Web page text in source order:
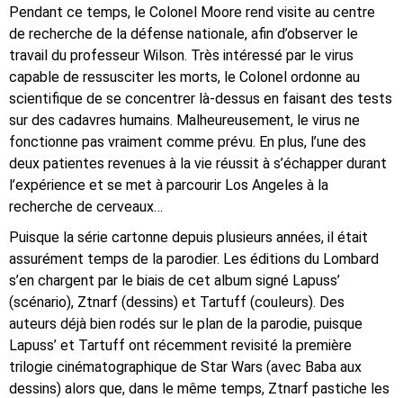
Pendant ce temps, le Colonel Moore rend visite au centre
de recherche de la défense nationale, afin d’observer le
travail du professeur Wilson. Très intéressé par le virus
capable de ressusciter les morts, le Colonel ordonne au
scientifique de se concentrer là-dessus en faisant des tests
sur des cadavres humains. Malheureusement, le virus ne
fonctionne pas vraiment comme prévu. En plus, l’une des
deux patientes revenues à la vie réussit à s’échapper durant
l’expérience et se met à parcourir Los Angeles à la
recherche de cerveaux…
Puisque la série cartonne depuis plusieurs années, il était
assurément temps de la parodier. Les éditions du Lombard
s’en chargent par le biais de cet album signé Lapuss’
(scénario), Ztnarf (dessins) et Tartuff (couleurs). Des
auteurs déjà bien rodés sur le plan de la parodie, puisque
Lapuss’ et Tartuff ont récemment revisité la première
trilogie cinématographique de Star Wars (avec Baba aux
dessins) alors que, dans le même temps, Ztnarf pastiche les